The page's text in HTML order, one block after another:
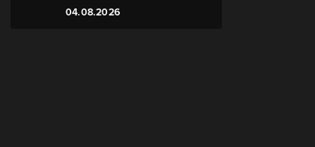
04.08.2026